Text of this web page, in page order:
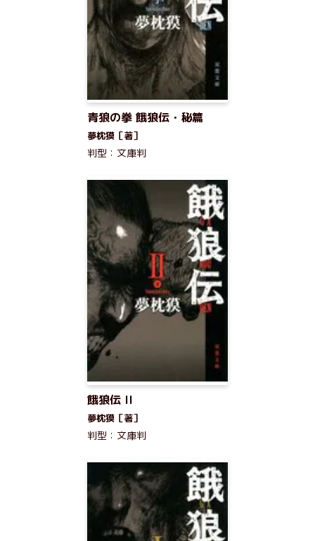
青狼の拳 餓狼伝・秘篇
夢枕獏［著］
判型：文庫判
餓狼伝 II
夢枕獏［著］
判型：文庫判